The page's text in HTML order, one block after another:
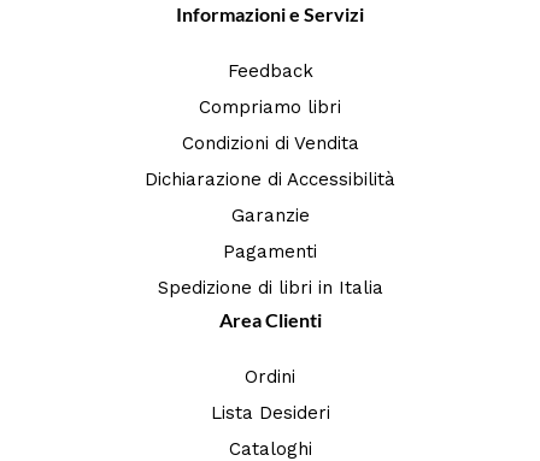
Informazioni e Servizi
Feedback
Compriamo libri
Condizioni di Vendita
Dichiarazione di Accessibilità
Garanzie
Pagamenti
Spedizione di libri in Italia
Area Clienti
Ordini
Lista Desideri
Cataloghi